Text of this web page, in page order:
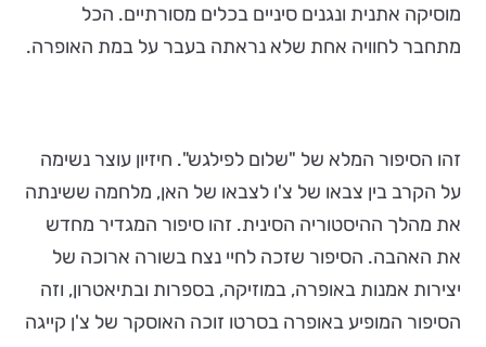
מוסיקה אתנית ונגנים סיניים בכלים מסורתיים. הכל
מתחבר לחוויה אחת שלא נראתה בעבר על במת האופרה.
זהו הסיפור המלא של "שלום לפילגש". חיזיון עוצר נשימה
על הקרב בין צבאו של צ'ו לצבאו של האן, מלחמה ששינתה
את מהלך ההיסטוריה הסינית. זהו סיפור המגדיר מחדש
את האהבה. הסיפור שזכה לחיי נצח בשורה ארוכה של
יצירות אמנות באופרה, במוזיקה, בספרות ובתיאטרון, וזה
הסיפור המופיע באופרה בסרטו זוכה האוסקר של צ'ן קייגה